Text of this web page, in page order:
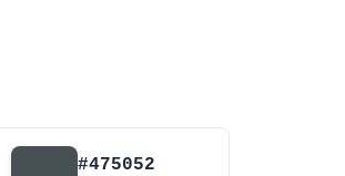
#475052